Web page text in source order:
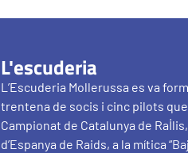
L'escuderia
L’Escuderia Mollerussa es va
trentena de socis i cinc pilots
Campionat de Catalunya de
d’Espanya de Raids, a la mítica